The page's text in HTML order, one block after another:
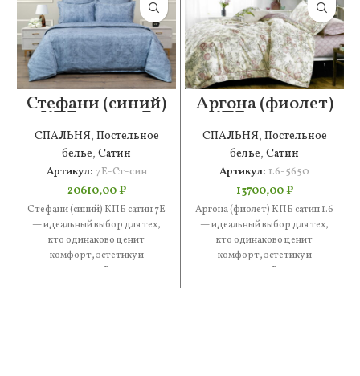
Стефани (синий)
КПБ сатин 7Е
СПАЛЬНЯ, Постельное
белье, Сатин
Артикул: 7Е-Ст-син
20610,00₽
Стефани (синий) КПБ сатин 7Е
— идеальный выбор для тех,
кто одинаково ценит
комфорт, эстетику и
практичность. В составе —
Аргона (фиолет)
КПБ сатин 1.6
СПАЛЬНЯ, Постельное
белье, Сатин
Артикул: 1.6-5650
13700,00₽
Аргона (фиолет) КПБ сатин 1.6
— идеальный выбор для тех,
кто одинаково ценит
комфорт, эстетику и
практичность. В составе —